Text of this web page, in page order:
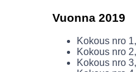
Vuonna 2019
Kokous nro
Kokous nro
Kokous nro